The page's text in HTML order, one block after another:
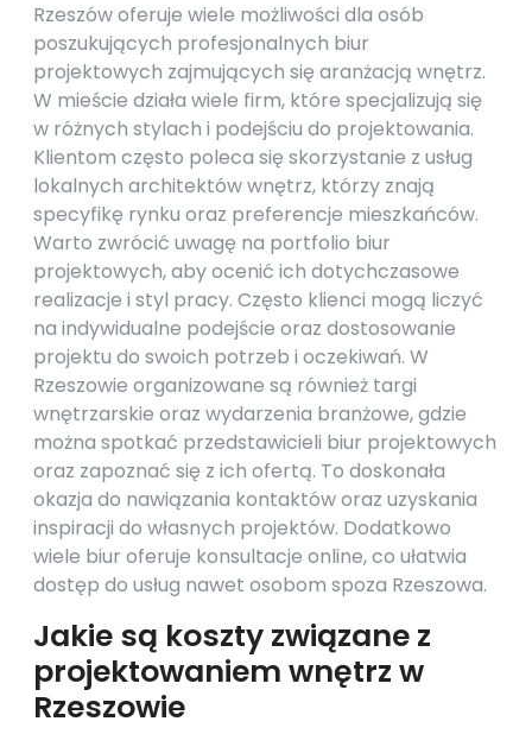
Rzeszów oferuje wiele możliwości dla osób
poszukujących profesjonalnych biur
projektowych zajmujących się aranżacją wnętrz.
W mieście działa wiele firm, które specjalizują się
w różnych stylach i podejściu do projektowania.
Klientom często poleca się skorzystanie z usług
lokalnych architektów wnętrz, którzy znają
specyfikę rynku oraz preferencje mieszkańców.
Warto zwrócić uwagę na portfolio biur
projektowych, aby ocenić ich dotychczasowe
realizacje i styl pracy. Często klienci mogą liczyć
na indywidualne podejście oraz dostosowanie
projektu do swoich potrzeb i oczekiwań. W
Rzeszowie organizowane są również targi
wnętrzarskie oraz wydarzenia branżowe, gdzie
można spotkać przedstawicieli biur projektowych
oraz zapoznać się z ich ofertą. To doskonała
okazja do nawiązania kontaktów oraz uzyskania
inspiracji do własnych projektów. Dodatkowo
wiele biur oferuje konsultacje online, co ułatwia
dostęp do usług nawet osobom spoza Rzeszowa.
Jakie są koszty związane z
projektowaniem wnętrz w
Rzeszowie